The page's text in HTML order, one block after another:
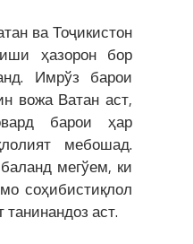
ва Тоҷикистон
ҳазорон бор
Имрўз барои
вожа Ватан аст,
барои ҳар
мебошад.
мегўем, ки
соҳибистиқлол
аст.